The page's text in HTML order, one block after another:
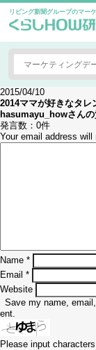
リビング新聞グループのマー
2015/04/10
2014ママが好きなタレ
hasumayu_howさん
発言数： 0件
Your email address will
Name *
Email *
Website
Save my name,
ent.
Please input